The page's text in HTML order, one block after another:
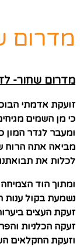
מדרום
מדרום שחור-
זועקת אדמתי
כי מן השמים
ומעבר לגדר המון
מביאה אתה הרוח
לכלות את
ומתוך הוד
נשמעת בקול ענות
זעקת העצים
זעקה הכלניות
וזעקת החקלאים